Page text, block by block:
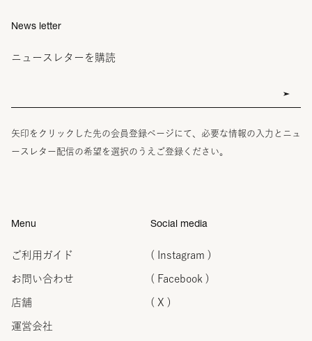
News letter
ニュースレターを購読
矢印をクリックした先の会員登録ページにて、必要な情報の入力とニュ
ースレター配信の希望を選択のうえご登録ください。
Menu
ご利用ガイド
お問い合わせ
店舗
運営会社
Social media
( Instagram )
( Facebook )
( X )